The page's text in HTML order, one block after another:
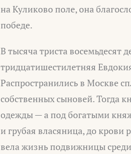
на Куликово поле, она
победе.
В тысяча триста восемьдесят
тридцатишестилетняя
Распространились в Москве
собственных сыновей. Тогда
одежды — а под богатыми
и грубая власяница, до крови
вела жизнь подвижницы